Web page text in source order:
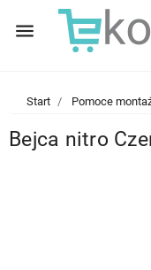
menu
Start Pomoce
Bejca nitro